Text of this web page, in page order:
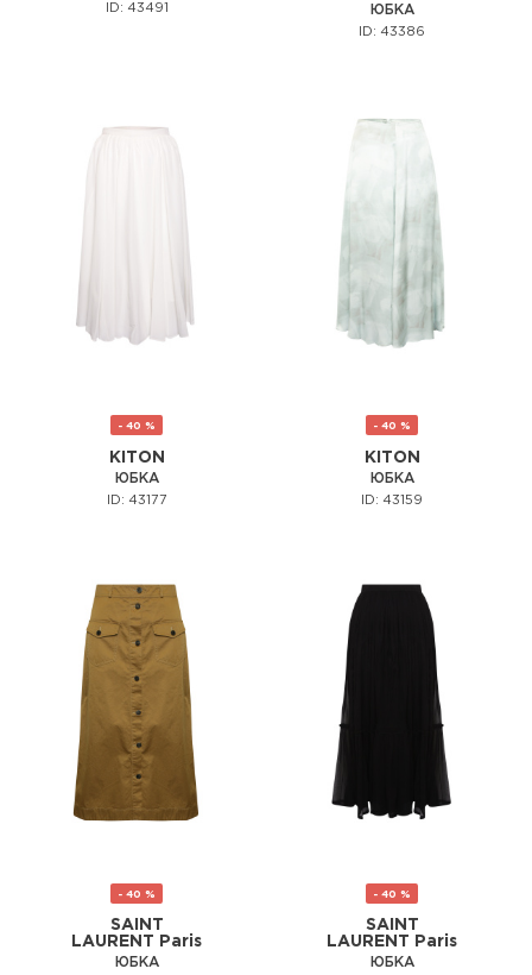
ID: 43491 ЮБКА
ID: 43386
- 40 %
KITON
ЮБКА
ID: 43177
- 40 %
KITON
ЮБКА
ID: 43159
- 40 %
SAINT
LAURENT Paris
ЮБКА
- 40 %
SAINT
LAURENT Paris
ЮБКА